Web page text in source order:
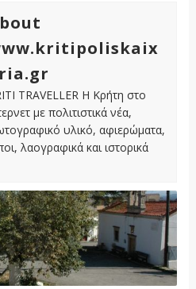
TRAVELLER Η Κρήτη στο
με πολιτιστικά νέα,
υλικό, αφιερώματα,
λαογραφικά και ιστορικά